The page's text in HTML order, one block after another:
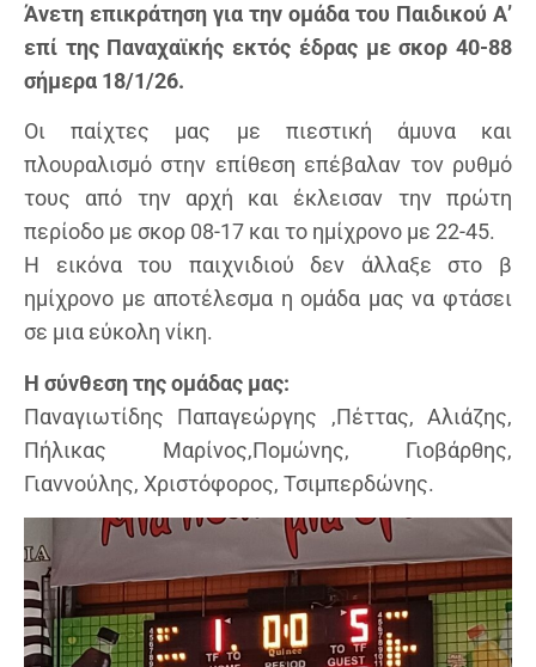
Άνετη επικράτηση για την ομάδα του Παιδικού Α’
επί της Παναχαϊκής εκτός έδρας με σκορ 40-88
σήμερα 18/1/26.
Οι παίχτες μας με πιεστική άμυνα και
πλουραλισμό στην επίθεση επέβαλαν τον ρυθμό
τους από την αρχή και έκλεισαν την πρώτη
περίοδο με σκορ 08-17 και το ημίχρονο με 22-45.
Η εικόνα του παιχνιδιού δεν άλλαξε στο β
ημίχρονο με αποτέλεσμα η ομάδα μας να φτάσει
σε μια εύκολη νίκη.
Η σύνθεση της ομάδας μας:
Παναγιωτίδης Παπαγεώργης ,Πέττας, Αλιάζης,
Πήλικας Μαρίνος,Πομώνης, Γιοβάρθης,
Γιαννούλης, Χριστόφορος, Τσιμπερδώνης.